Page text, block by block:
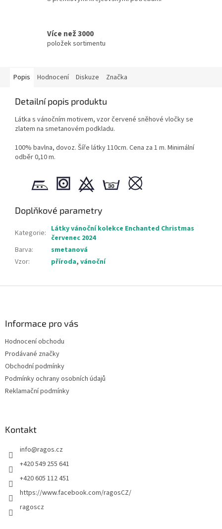
Více než 3000
položek sortimentu
Popis Hodnocení Diskuze Značka
Detailní popis produktu
Látka s vánočním motivem, vzor červené sněhové vločky se
zlatem na smetanovém podkladu.
100% bavlna, dovoz. Šíře látky 110cm. Cena za 1 m. Minimální
odběr 0,10 m.
Doplňkové parametry
Kategorie: Látky vánoční kolekce Enchanted Christmas
červenec 2024
Barva:
smetanová
Vzor: příroda, vánoční
Informace pro vás
Hodnocení obchodu
Prodávané značky
Obchodní podmínky
Podmínky ochrany osobních údajů
Reklamační podmínky
Kontakt
info@ragos.cz
+420 549 255 641
+420 605 112 451
https://www.facebook.com/ragosCZ/
ragoscz